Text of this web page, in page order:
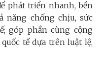
phát triển nhanh, bền
năng chống chịu, sức
góp phần cùng cộng
tế dựa trên luật lệ,